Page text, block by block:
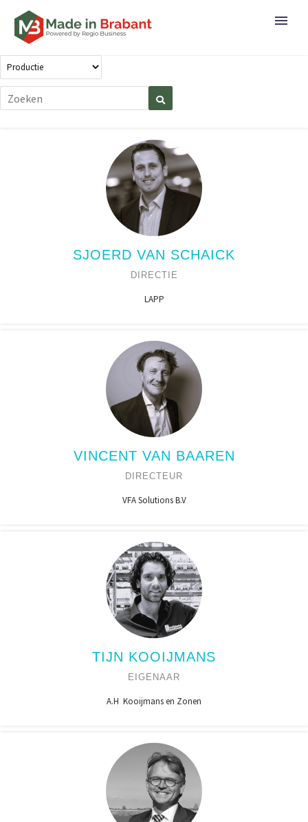
SJOERD VAN SCHAICK
DIRECTIE
LAPP
VINCENT VAN BAAREN
DIRECTEUR
VFA Solutions B.V
TIJN KOOIJMANS
EIGENAAR
A.H Kooijmans en Zonen